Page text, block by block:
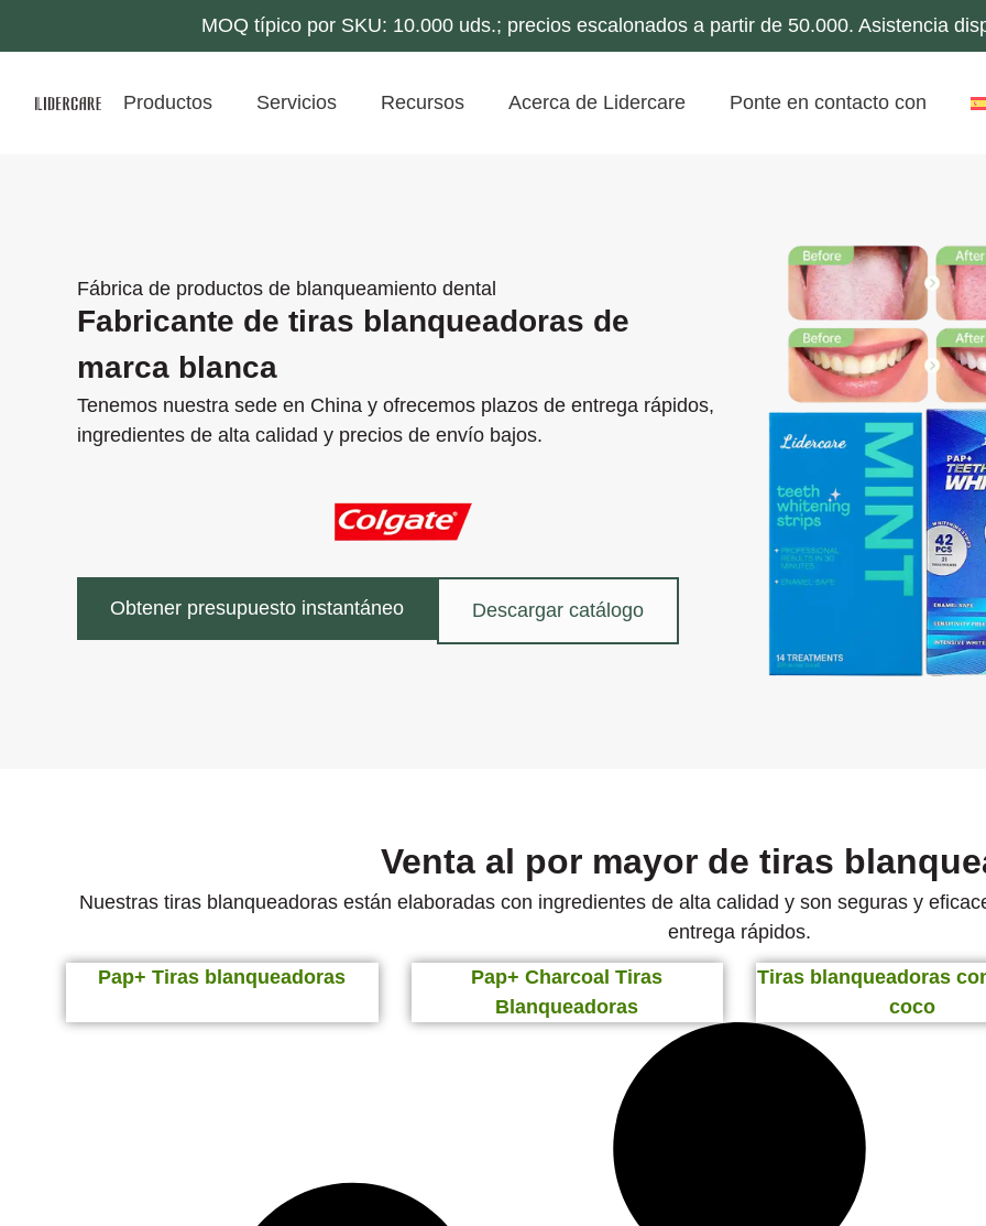
MOQ típico por SKU: 10.000 uds.; precios escalonados a partir de 50.000. Asistencia
Productos Servicios Recursos Acerca de Lidercare Ponte en contacto con
Fábrica de productos de blanqueamiento dental
Fabricante de tiras blanqueadoras de
marca blanca
Tenemos nuestra sede en China y ofrecemos plazos de entrega rápidos,
ingredientes de alta calidad y precios de envío bajos.
Obtener presupuesto instantáneo Descargar catálogo
Venta al por mayor de tiras
Nuestras tiras blanqueadoras están elaboradas con ingredientes de alta calidad y son seguras y
entrega rápidos.
Pap+ Tiras blanqueadoras
Pap+ Charcoal Tiras
Blanqueadoras
Tiras blanqueadoras
coco